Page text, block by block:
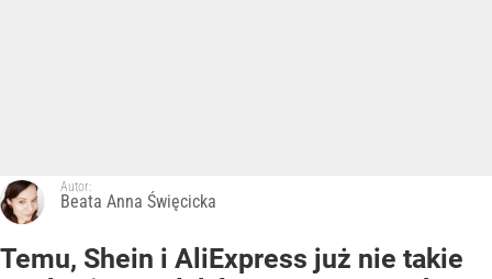
Autor:
Beata Anna Święcicka
Temu, Shein i AliExpress już nie takie